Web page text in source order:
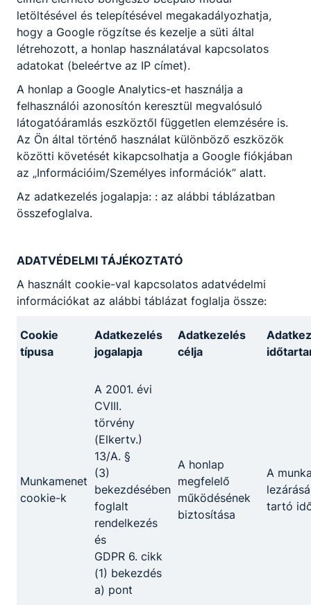
letöltésével és telepítésével megakadályozhatja,
hogy a Google rögzítse és kezelje a süti által
létrehozott, a honlap használatával kapcsolatos
adatokat (beleértve az IP címet).
A honlap a Google Analytics-et használja a
felhasználói azonosítón keresztül megvalósuló
látogatóáramlás eszköztől független elemzésére is.
Az Ön által történő használat különböző eszközök
közötti követését kikapcsolhatja a Google fiókjában
az „Információim/Személyes információk” alatt.
Az adatkezelés jogalapja: : az alábbi táblázatban
összefoglalva.
ADATVÉDELMI TÁJÉKOZTATÓ
A használt cookie-val kapcsolatos adatvédelmi
információkat az alábbi táblázat foglalja össze:
Cookie
típusa
Adatkezelés
jogalapja
Adatkezelés
célja
Munkamenet
cookie-k
A 2001. évi
CVIII.
törvény
(Elkertv.)
13/A. §
(3)
bekezdésében
foglalt
rendelkezés
és
GDPR 6. cikk
(1) bekezdés
a) pont
A honlap
megfelelő
működésének
biztosítása
A
tartó